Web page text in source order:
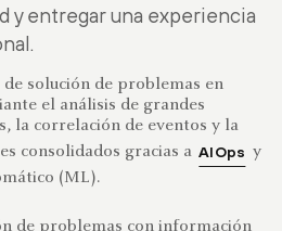
y entregar una experiencia
de solución de problemas en
el análisis de grandes
la correlación de eventos y la
consolidados gracias a AIOps y
(ML).
de problemas con información